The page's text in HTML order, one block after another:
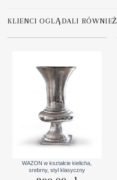
KLIENCI OGLĄDALI RÓWNIEŻ
WAZON w kształcie kielicha,
srebrny, styl klasyczny